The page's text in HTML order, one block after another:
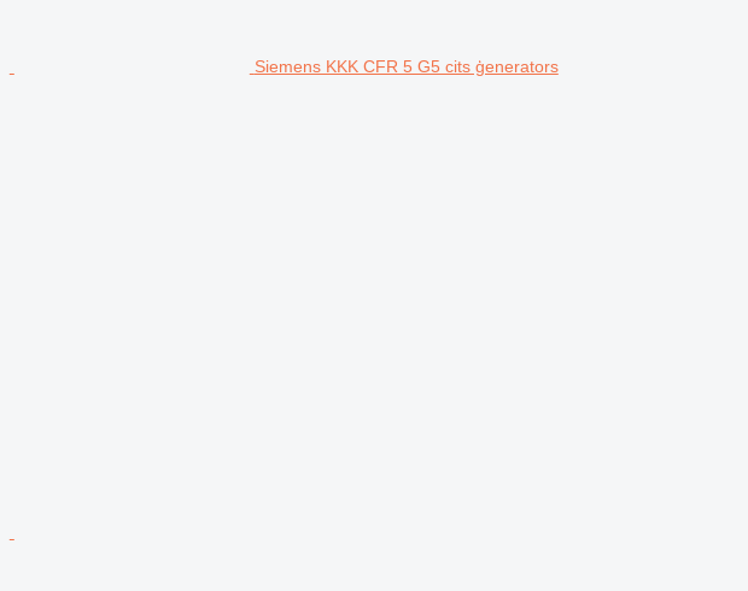
Siemens KKK CFR 5 G5 cits ģenerators